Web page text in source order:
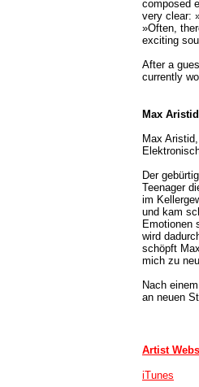
composed
very clear:
»Often,
exciting
After a
currently
Max
Max
Der
Teenager
im
und kam
Emotionen
wird
schöpft
mich zu
Nach
an neuen
Artist
iTunes